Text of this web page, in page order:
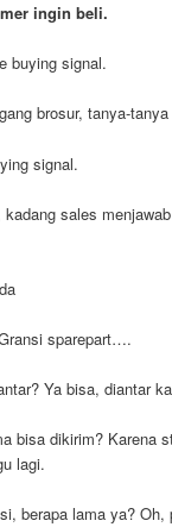
ingin beli.
buying signal.
brosur, tanya-tanya
signal.
sales
sparepart….
Ya bisa, diantar
bisa dikirim? Karena
lagi.
berapa lama ya? Oh,